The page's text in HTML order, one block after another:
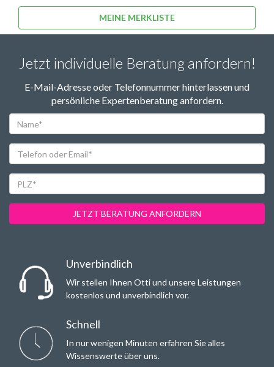
MEINE MERKLISTE
Jetzt individuelle Beratung anfordern!
E-Mail-Adresse oder Telefonnummer hinterlassen und
persönliche Expertenberatung anfordern.
oder
Email*
JETZT BERATUNG ANFORDERN
Unverbindlich
Wir stellen Ihnen Otti und unsere Leistungen
kostenlos und unverbindlich vor.
Schnell
In nur wenigen Minuten erfahren Sie alles
Wissenswerte über uns.